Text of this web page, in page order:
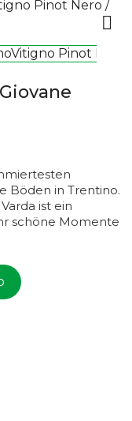

Böden in Trentino.
ist ein
schöne Momente